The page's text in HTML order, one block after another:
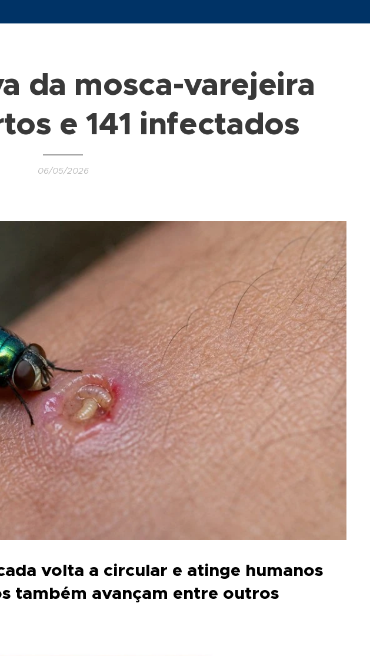
da mosca-varejeira
e 141 infectados
06/05/2026
volta a circular e atinge humanos
também avançam entre outros